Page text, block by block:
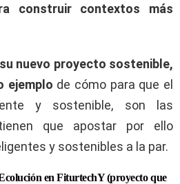
construir contextos más
nuevo proyecto sostenible,
ejemplo de cómo para que el
y sostenible, son las
que apostar por ello
y sostenibles a la par.
en FiturtechY (proyecto que